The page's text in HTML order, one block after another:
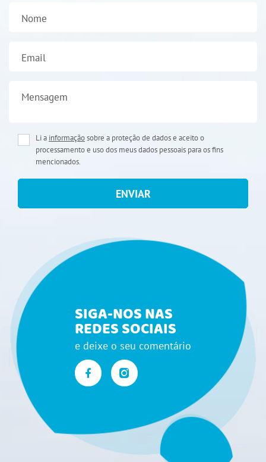
Nome
Email
Mensagem
Li a informaçãosobre a proteção de dados e aceito o
processamento e uso dos meus dados pessoais para os fins
mencionados.
ENVIAR
SIGA-NOS NAS
REDES SOCIAIS
e deixe o seu comentário